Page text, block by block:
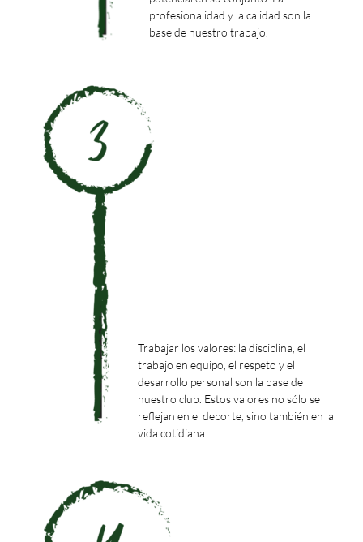
profesionalidad y la calidad son la
base de nuestro trabajo.
Trabajar los valores: la disciplina, el
trabajo en equipo, el respeto y el
desarrollo personal son la base de
nuestro club. Estos valores no sólo se
reflejan en el deporte, sino también en la
vida cotidiana.